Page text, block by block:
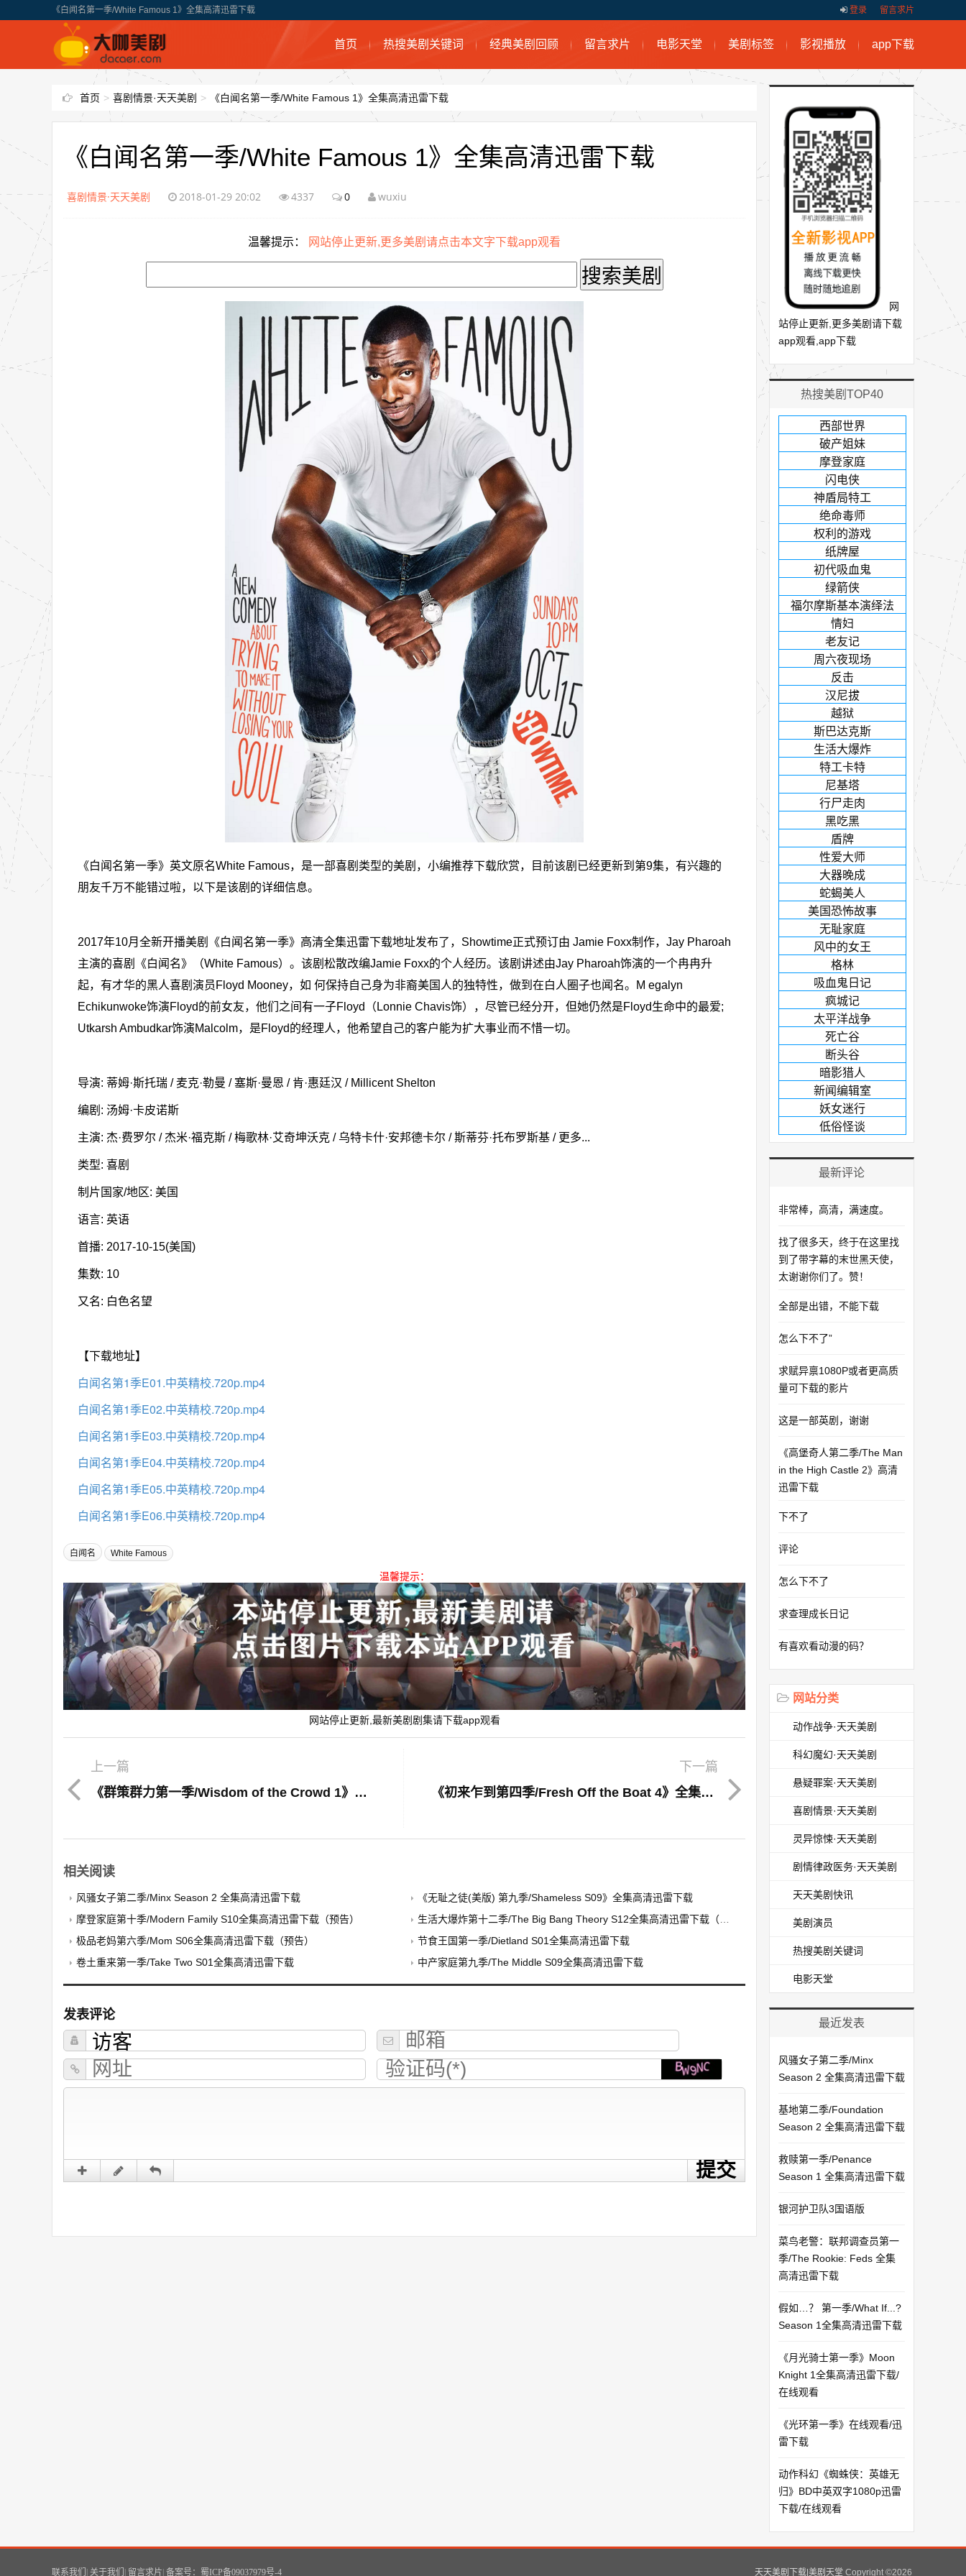
《白闻名第一季/White Famous 1》全集高清迅雷下载 登录 留言求片
首页 热搜美剧关键词 经典美剧回顾 留言求片 电影天堂 美剧标签 影视播放 app下载
首页 > 喜剧情景·天天美剧 > 《白闻名第一季/White Famous 1》全集高清迅雷下载
《白闻名第一季/White Famous 1》全集高清迅雷下载
喜剧情景·天天美剧 2018-01-29 20:02 4337 0 wuxiu
温馨提示： 网站停止更新,更多美剧请点击本文字下载app观看
《白闻名第一季》英文原名White Famous，是一部喜剧类型的美剧，小编推荐下载欣赏，目前该剧已经更新到第9集，有兴趣的
朋友千万不能错过啦，以下是该剧的详细信息。
2017年10月全新开播美剧《白闻名第一季》高清全集迅雷下载地址发布了，Showtime正式预订由 Jamie Foxx制作，Jay Pharoah
主演的喜剧《白闻名》（White Famous）。该剧松散改编Jamie Foxx的个人经历。该剧讲述由Jay Pharoah饰演的一个冉冉升
起，有才华的黑人喜剧演员Floyd Mooney，如 何保持自己身为非裔美国人的独特性，做到在白人圈子也闻名。M egalyn
Echikunwoke饰演Floyd的前女友，他们之间有一子Floyd（Lonnie Chavis饰），尽管已经分开，但她仍然是Floyd生命中的最爱;
Utkarsh Ambudkar饰演Malcolm，是Floyd的经理人，他希望自己的客户能为扩大事业而不惜一切。
导演: 蒂姆·斯托瑞 / 麦克·勒曼 / 塞斯·曼恩 / 肯·惠廷汉 / Millicent Shelton
编剧: 汤姆·卡皮诺斯
主演: 杰·费罗尔 / 杰米·福克斯 / 梅歌林·艾奇坤沃克 / 乌特卡什·安邦德卡尔 / 斯蒂芬·托布罗斯基 / 更多...
类型: 喜剧
制片国家/地区: 美国
语言: 英语
首播: 2017-10-15(美国)
集数: 10
又名: 白色名望
【下载地址】
白闻名第1季E01.中英精校.720p.mp4
白闻名第1季E02.中英精校.720p.mp4
白闻名第1季E03.中英精校.720p.mp4
白闻名第1季E04.中英精校.720p.mp4
白闻名第1季E05.中英精校.720p.mp4
白闻名第1季E06.中英精校.720p.mp4
白闻名 White Famous
温馨提示：
网站停止更新,最新美剧剧集请下载app观看
上一篇
《群策群力第一季/Wisdom of the Crowd 1》全集高清迅雷下载
下一篇
《初来乍到第四季/Fresh Off the Boat 4》全集高清迅雷下载
相关阅读
风骚女子第二季/Minx Season 2 全集高清迅雷下载
《无耻之徒(美版) 第九季/Shameless S09》全集高清迅雷下载
摩登家庭第十季/Modern Family S10全集高清迅雷下载（预告）
生活大爆炸第十二季/The Big Bang Theory S12全集高清迅雷下载（预告）
极品老妈第六季/Mom S06全集高清迅雷下载（预告）
节食王国第一季/Dietland S01全集高清迅雷下载
卷土重来第一季/Take Two S01全集高清迅雷下载
中产家庭第九季/The Middle S09全集高清迅雷下载
发表评论
网
站停止更新,更多美剧请下载
app观看,app下载
热搜美剧TOP40
西部世界
破产姐妹
摩登家庭
闪电侠
神盾局特工
绝命毒师
权利的游戏
纸牌屋
初代吸血鬼
绿箭侠
福尔摩斯基本演绎法
情妇
老友记
周六夜现场
反击
汉尼拔
越狱
斯巴达克斯
生活大爆炸
特工卡特
尼基塔
行尸走肉
黑吃黑
盾牌
性爱大师
大器晚成
蛇蝎美人
美国恐怖故事
无耻家庭
风中的女王
格林
吸血鬼日记
疯城记
太平洋战争
死亡谷
断头谷
暗影猎人
新闻编辑室
妖女迷行
低俗怪谈
最新评论
非常棒，高清，满速度。
找了很多天，终于在这里找
到了带字幕的末世黑天使，
太谢谢你们了。赞！
全部是出错，不能下载
怎么下不了”
求赋异禀1080P或者更高质
量可下载的影片
这是一部英剧，谢谢
《高堡奇人第二季/The Man
in the High Castle 2》高清
迅雷下载
下不了
评论
怎么下不了
求查理成长日记
有喜欢看动漫的码？
网站分类
动作战争·天天美剧
科幻魔幻·天天美剧
悬疑罪案·天天美剧
喜剧情景·天天美剧
灵异惊悚·天天美剧
剧情律政医务·天天美剧
天天美剧快讯
美剧演员
热搜美剧关键词
电影天堂
最近发表
风骚女子第二季/Minx
Season 2 全集高清迅雷下载
基地第二季/Foundation
Season 2 全集高清迅雷下载
救赎第一季/Penance
Season 1 全集高清迅雷下载
银河护卫队3国语版
菜鸟老警：联邦调查员第一
季/The Rookie: Feds 全集
高清迅雷下载
假如…？ 第一季/What If...?
Season 1全集高清迅雷下载
《月光骑士第一季》Moon
Knight 1全集高清迅雷下载/
在线观看
《光环第一季》在线观看/迅
雷下载
动作科幻《蜘蛛侠：英雄无
归》BD中英双字1080p迅雷
下载/在线观看
天天美剧下载|美剧天堂 Copyright ©2026
联系我们 关于我们 留言求片 备案号：蜀ICP备09037979号-4